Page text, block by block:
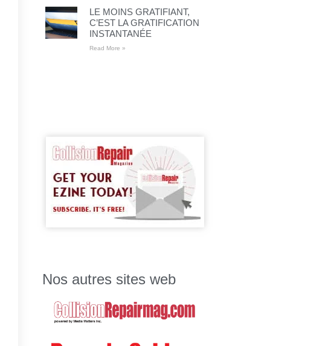
LE MOINS GRATIFIANT,
C’EST LA GRATIFICATION
INSTANTANÉE
Read More »
Nos autres sites web